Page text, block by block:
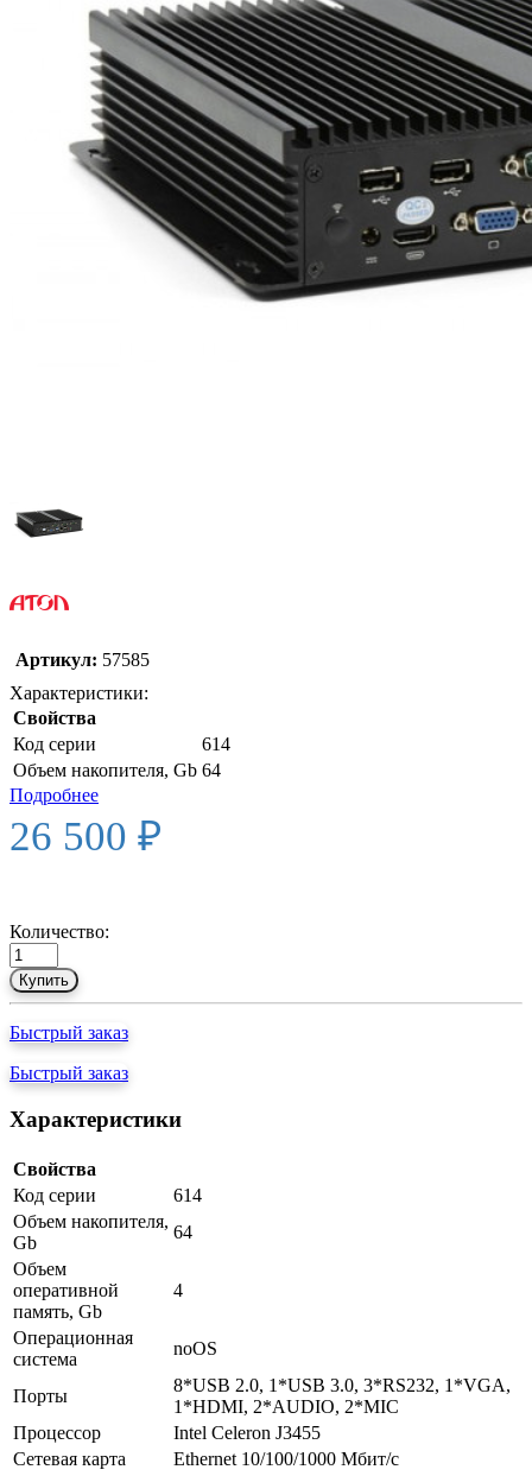
Артикул: 57585
Характеристики:
Свойства
Код серии
614
Объем накопителя, Gb 64
Подробнее
26 500 ₽
Количество:
Купить
Быстрый заказ
Быстрый заказ
Характеристики
Свойства
Код серии
614
Объем накопителя,
Gb
64
Объем
оперативной
память, Gb
4
Операционная
система
noOS
Порты
8*USB 2.0, 1*USB 3.0, 3*RS232, 1*VGA,
1*HDMI, 2*AUDIO, 2*MIC
Процессор
Intel Celeron J3455
Сетевая карта
Ethernet 10/100/1000 Мбит/с